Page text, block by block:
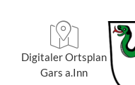
Digitaler Ortsplan
Gars a.Inn